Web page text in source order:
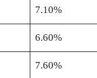
7.10%
6.60%
7.60%